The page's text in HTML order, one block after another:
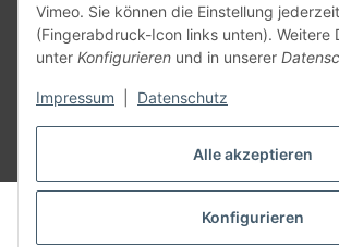
Alle akzeptieren
Konfigurieren
Vimeo. Sie können die Einstellung
(Fingerabdruck-Icon links unten). Weitere
unter Konfigurieren und in unserer
Impressum Datenschutz
Vertrag widerrufen
* Alle Preise inkl. gesetzlicher USt., zzgl.Versand
© voltmaster.de
Powered byJTL-Shop